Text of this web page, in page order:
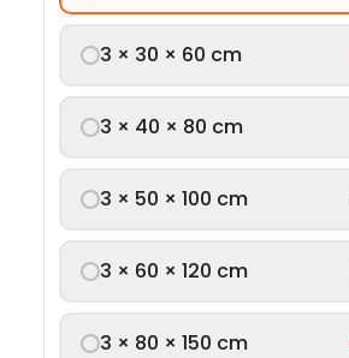
3 × 30 × 60 cm
3 × 40 × 80 cm
3 × 50 × 100 cm
3 × 60 × 120 cm
3 × 80 × 150 cm